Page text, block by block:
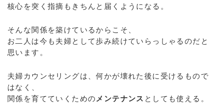
核心を突く指摘もきちんと届くようになる。
そんな関係を築けているからこそ、
お二人は今も夫婦として歩み続けていらっしゃるのだと
思います。
夫婦カウンセリングは、何かが壊れた後に受けるもので
はなく、
関係を育てていくための メンテナンス としても使える。